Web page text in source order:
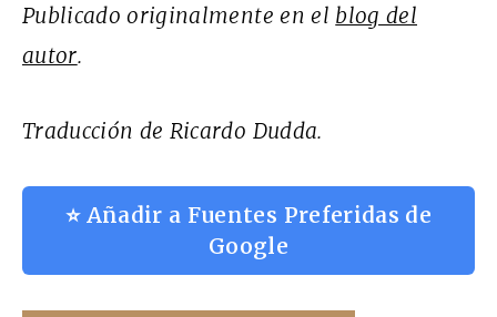
Publicado originalmente en el blog del
autor.
Traducción de Ricardo Dudda.
⭐ Añadir a Fuentes Preferidas de
Google